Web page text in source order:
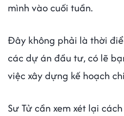
mình vào cuối tuần.
Đây không phải là thời
các dự án đầu tư, có lẽ
việc xây dựng kế hoạch
Sư Tử cần xem xét lại